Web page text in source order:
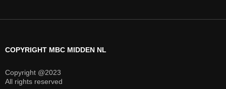
COPYRIGHT MBC MIDDEN NL
Copyright @2023
All rights reserved